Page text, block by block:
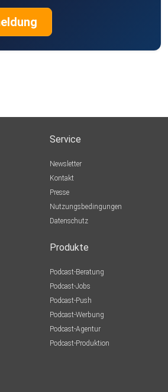
Service
Newsletter
Kontakt
Presse
Nutzungsbedingungen
Datenschutz
Produkte
Podcast-Beratung
Podcast-Jobs
Podcast-Push
Podcast-Werbung
Podcast-Agentur
Podcast-Produktion